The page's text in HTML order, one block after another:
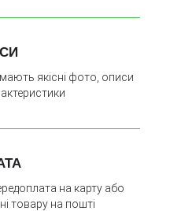
мають якісні фото, описи
на карту або
товару на пошті